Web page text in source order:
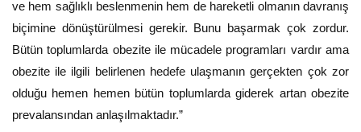
ve hem sağlıklı beslenmenin hem de hareketli olmanın davranış
biçimine dönüştürülmesi gerekir. Bunu başarmak çok zordur.
Bütün toplumlarda obezite ile mücadele programları vardır ama
obezite ile ilgili belirlenen hedefe ulaşmanın gerçekten çok zor
olduğu hemen hemen bütün toplumlarda giderek artan obezite
prevalansından anlaşılmaktadır.”